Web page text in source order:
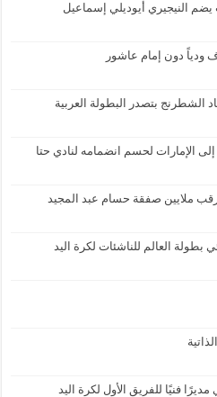
النيجيري أيوديلي إسماعيل
ودياً دون إمام عاشور
الإمارات لحسم انضمامه لنادي حتا
ملايين صفقة حسام عبد المجيد
العالم للناشئات لكرة اليد
فنيًا للفريق الأول لكرة اليد